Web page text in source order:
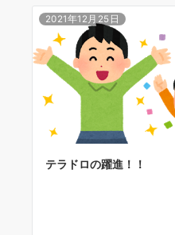
2021年12月25日
テラドロの躍進！！